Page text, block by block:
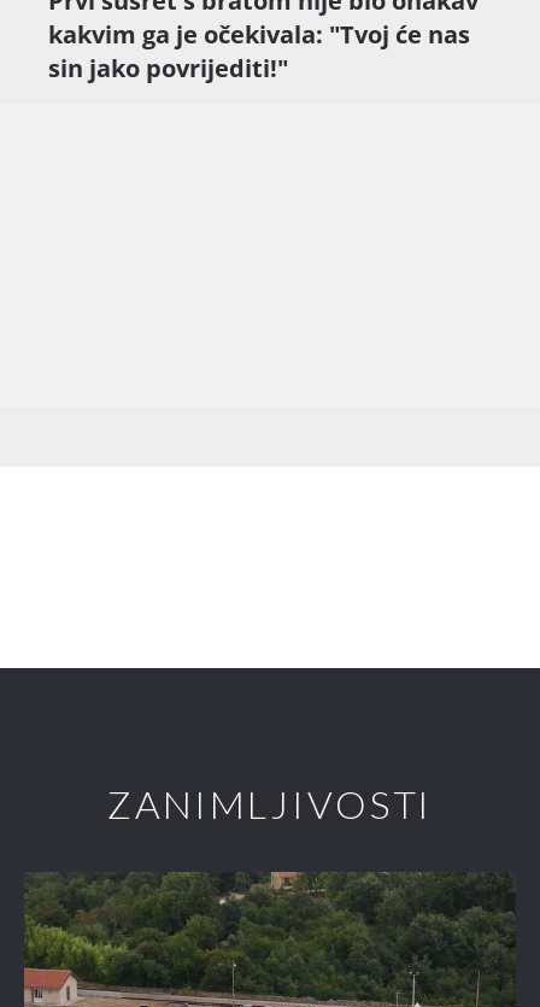
kakvim ga je očekivala: "Tvoj će nas
sin jako povrijediti!"
ZANIMLJIVOSTI